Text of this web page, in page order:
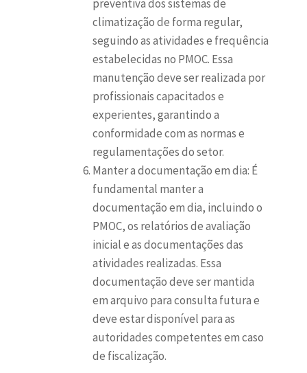
preventiva dos sistemas de
climatização de forma regular,
seguindo as atividades e frequência
estabelecidas no PMOC. Essa
manutenção deve ser realizada por
profissionais capacitados e
experientes, garantindo a
conformidade com as normas e
regulamentações do setor.
Manter a documentação em dia: É
fundamental manter a
documentação em dia, incluindo o
PMOC, os relatórios de avaliação
inicial e as documentações das
atividades realizadas. Essa
documentação deve ser mantida
em arquivo para consulta futura e
deve estar disponível para as
autoridades competentes em caso
de fiscalização.